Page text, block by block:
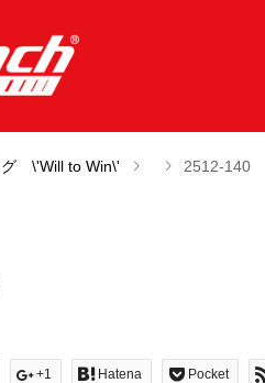
グ \'Will to Win\' 2512-140
+1 Hatena Pocket